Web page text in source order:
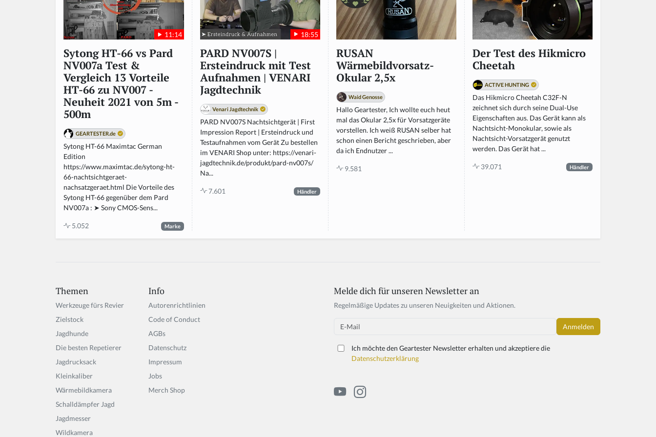
n
o
r
e
t
hi
s
fi
el
d
11:14
Sytong HT-66 vs Pard
NV007a Test &
Vergleich 13 Vorteile
HT-66 zu NV007 -
Neuheit 2021 von 5m -
500m
GEARTESTER.de
Sytong HT-66 Maximtac German
Edition
https://www.maximtac.de/sytong-ht-
66-nachtsichtgeraet-
nachsatzgeraet.html Die Vorteile des
Sytong HT-66 gegenüber dem Pard
NV007a : ➤ Sony CMOS-Sens...
5.052 Marke
18:55
PARD NV007S |
Ersteindruck mit Test
Aufnahmen | VENARI
Jagdtechnik
Venari Jagdtechnik
PARD NV007S Nachtsichtgerät | First
Impression Report | Ersteindruck und
Testaufnahmen vom Gerät Zu bestellen
im VENARI Shop unter: https://venari-
jagdtechnik.de/produkt/pard-nv007s/
Na...
7.601 Händler
RUSAN
Wärmebildvorsatz-
Okular 2,5x
Waid Genosse
Hallo Geartester, Ich wollte euch heut
mal das Okular 2,5x für Vorsatzgeräte
vorstellen. Ich weiß RUSAN selber hat
schon einen Bericht geschrieben, aber
da ich Endnutzer ...
9.581
Der Test des Hikmicro
Cheetah
ACTIVE HUNTING
Das Hikmicro Cheetah C32F-N
zeichnet sich durch seine Dual-Use
Eigenschaften aus. Das Gerät kann als
Nachtsicht-Monokular, sowie als
Nachtsicht-Vorsatzgerät genutzt
werden. Das Gerät hat ...
39.071 Händler
Themen
Werkzeuge fürs Revier
Zielstock
Jagdhunde
Die besten Repetierer
Jagdrucksack
Kleinkaliber
Wärmebildkamera
Schalldämpfer Jagd
Jagdmesser
Wildkamera
Info
Autorenrichtlinien
Code of Conduct
AGBs
Datenschutz
Impressum
Jobs
Merch Shop
Melde dich für unseren Newsletter an
Regelmäßige Updates zu unseren Neuigkeiten und Aktionen.
Email
Ich möchte den Geartester Newsletter erhalten und akzeptiere die
Datenschutzerklärung